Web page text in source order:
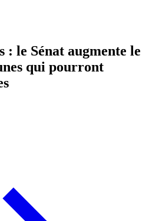
: le Sénat augmente le
qui pourront